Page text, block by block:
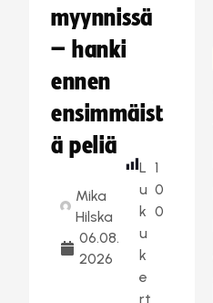
myynnissä
– hanki
ennen
ensimmäist
ä peliä
Mika
Hilska
06.08.
2026
L
u
k
u
k
e
rt
1
0
0